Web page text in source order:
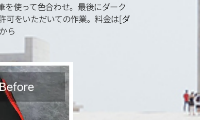
使って色合わせ。最後にダーク
可をいただいての作業。料金は[ダ
から